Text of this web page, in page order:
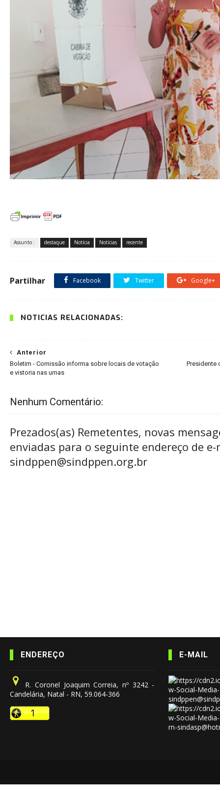
Assunto : destaque Notícia Notícias recente
Partilhar Facebook Twitter Google+
NOTÍCIAS RELACIONADAS:
Presidente
Anterior
Boletim - Comissão informa sobre locais de votação
e vistoria nas urnas
Nenhum Comentário:
Prezados(as) Remetentes, novas
enviadas para o seguinte endereço de e-
sindppen@sindppen.org.br
ENDEREÇO
R. Coronel Joaquim Correia, nº 3242 -
Candelária, Natal - RN, 59.064-366
E-MAIL
rn-